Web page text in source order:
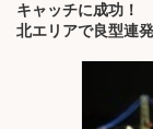
キャッチに成功！
北エリアで良型連発